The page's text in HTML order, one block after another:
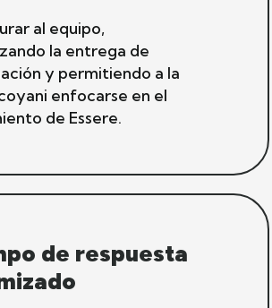
al equipo,
la entrega de
y permitiendo a la
enfocarse en el
de Essere.
de respuesta